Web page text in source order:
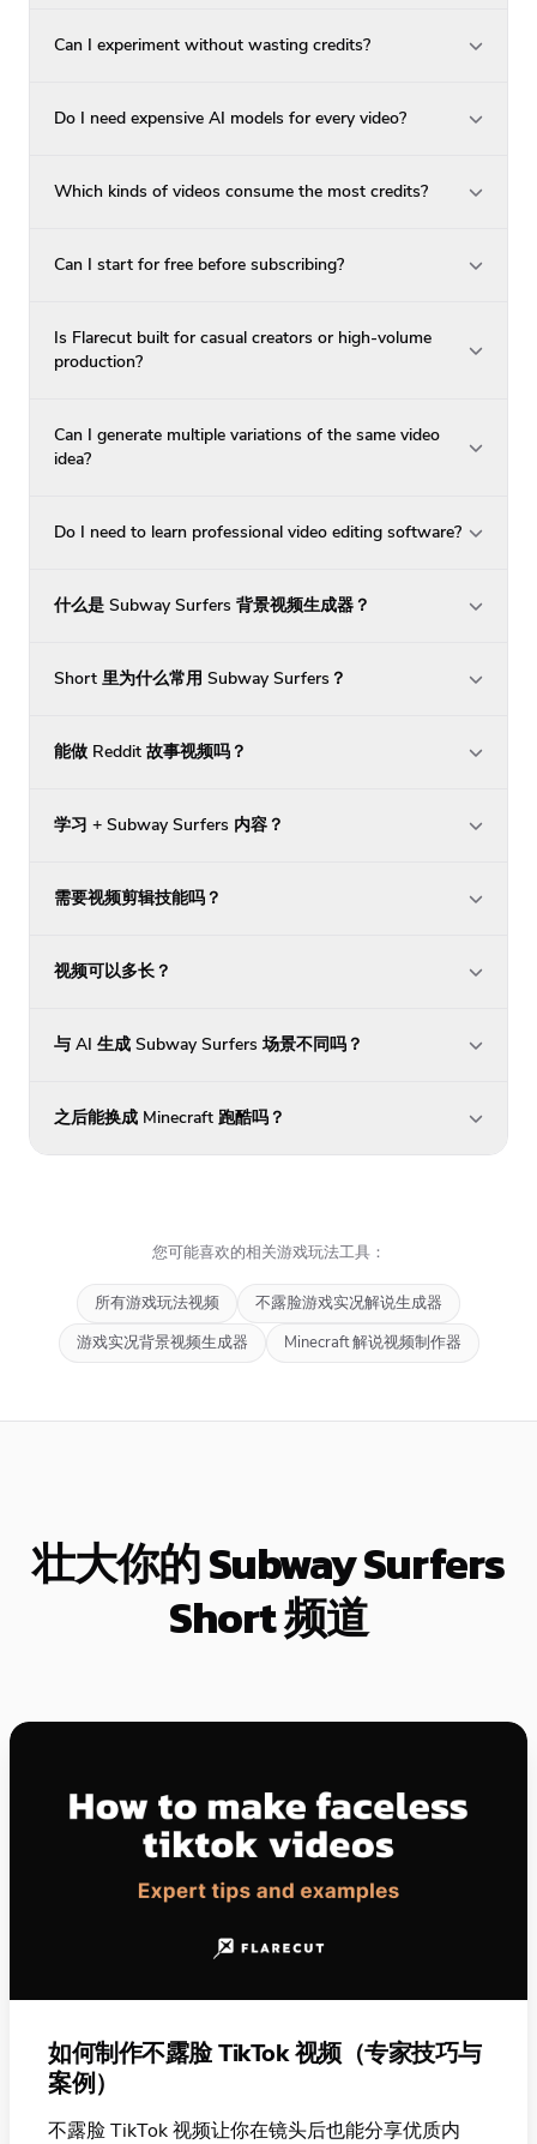
Can I experiment without wasting credits?
Do I need expensive AI models for every video?
Which kinds of videos consume the most credits?
Can I start for free before subscribing?
Is Flarecut built for casual creators or high-volume
production?
Can I generate multiple variations of the same video
idea?
Do I need to learn professional video editing software?
什么是 Subway Surfers 背景视频生成器？
Short 里为什么常用 Subway Surfers？
能做 Reddit 故事视频吗？
学习 + Subway Surfers 内容？
需要视频剪辑技能吗？
视频可以多长？
与 AI 生成 Subway Surfers 场景不同吗？
之后能换成 Minecraft 跑酷吗？
您可能喜欢的相关游戏玩法工具：
所有游戏玩法视频
不露脸游戏实况解说生成器
游戏实况背景视频生成器
Minecraft 解说视频制作器
壮大你的 Subway Surfers
Short 频道
如何制作不露脸 TikTok 视频（专家技巧与
案例）
不露脸 TikTok 视频让你在镜头后也能分享优质内